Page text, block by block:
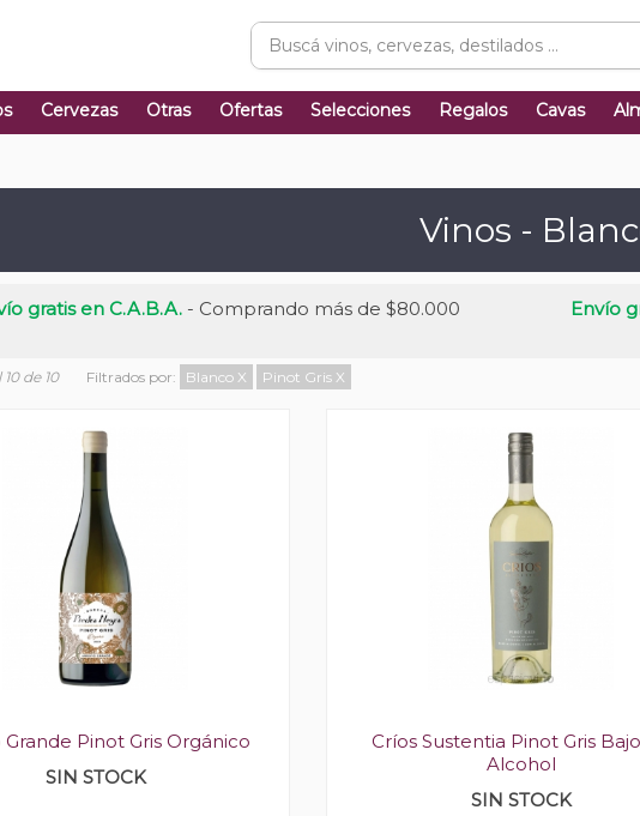
Cervezas Otras Ofertas Selecciones Regalos Cavas
Vinos -
gratis en C.A.B.A. - Comprando más de $80.000 Envío
de 10 Filtrados por: Blanco X Pinot Gris X
Pinot Gris Orgánico
SIN STOCK
Críos Sustentia Pinot Gris
Alcohol
SIN STOCK